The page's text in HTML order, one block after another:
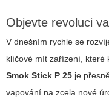
Objevte revoluci
V dnešním rychle se
klíčové mít zařízení, které
Smok Stick P 25 je
vapování na zcela nové